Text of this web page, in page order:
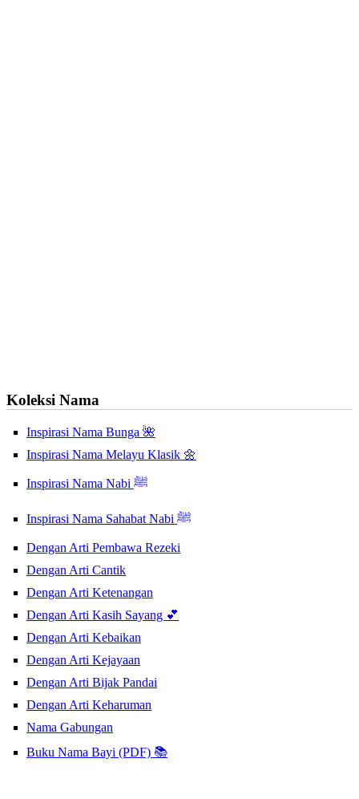
Koleksi Nama
Inspirasi Nama Bunga 🌺
Inspirasi Nama Melayu Klasik 🌼
Inspirasi Nama Nabi ﷺ
Inspirasi Nama Sahabat Nabi ﷺ
Dengan Arti Pembawa Rezeki
Dengan Arti Cantik
Dengan Arti Ketenangan
Dengan Arti Kasih Sayang 💕
Dengan Arti Kebaikan
Dengan Arti Kejayaan
Dengan Arti Bijak Pandai
Dengan Arti Keharuman
Nama Gabungan
Buku Nama Bayi (PDF) 📚